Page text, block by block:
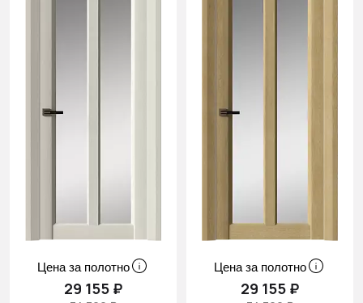
Цена за полотно
29 155 ₽
Цена за полотно
29 155 ₽